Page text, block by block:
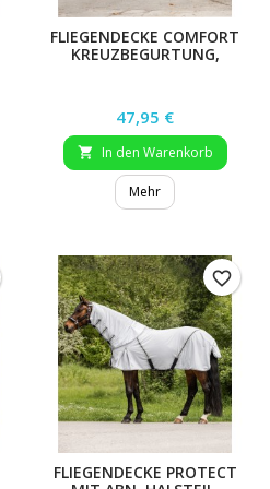
FLIEGENDECKE COMFORT
KREUZBEGURTUNG,
Preis
47,95 €
 In den Warenkorb
Mehr
FLIEGENDECKE PROTECT
favorite_border